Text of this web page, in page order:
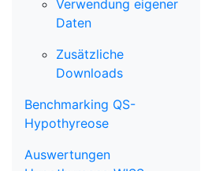
Verwendung eigener
Daten
Zusätzliche
Downloads
Benchmarking QS-
Hypothyreose
Auswertungen